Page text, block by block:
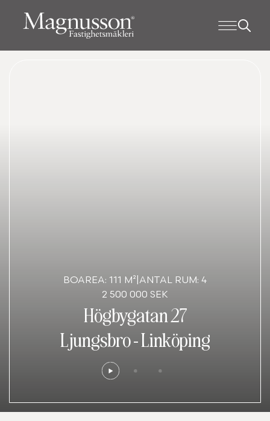
BOAREA: 111 M² ANTAL RUM: 4
2 500 000 SEK
Högbygatan 27
Ljungsbro-Linköping